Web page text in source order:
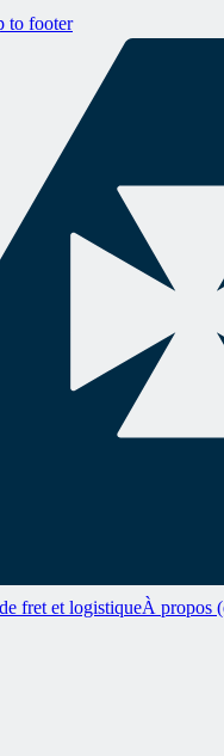
to footer
fret et logistiqueÀ propos